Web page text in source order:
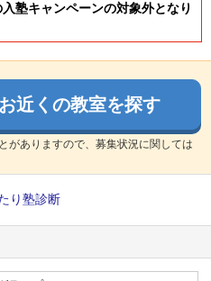
塾キャンペーンの対象外となり
近くの教室を探す
がありますので、募集状況に関しては